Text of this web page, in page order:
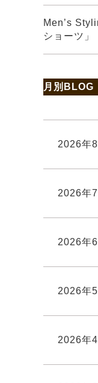
Men’s
ショーツ」
月別BLOG
2026年8
2026年7
2026年6
2026年5
2026年4